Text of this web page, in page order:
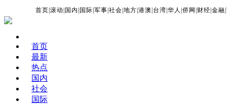
首页 |滚动 国内 国际 |军事 |社会 |地方 |港澳 台湾 |华人 |侨网 财经 |金融 |
首页
最新
热点
国内
社会
国际